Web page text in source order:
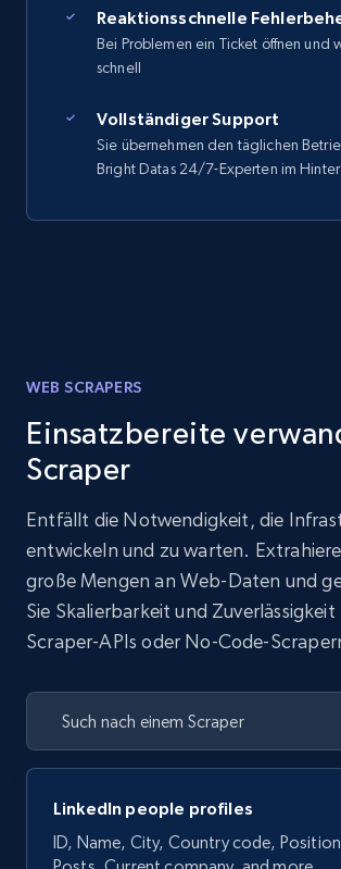
Reaktionsschnelle
Bei Problemen ein Ticket öffnen und
schnell
Vollständiger Support
Sie übernehmen den täglichen
Bright Datas 24/7-Experten im
WEB SCRAPERS
Einsatzbereite
Scraper
Entfällt die Notwendigkeit, die
entwickeln und zu warten.
große Mengen an Web-Daten und
Sie Skalierbarkeit und
Scraper-APIs oder No-Code-
LinkedIn people profiles
ID, Name, City, Country code,